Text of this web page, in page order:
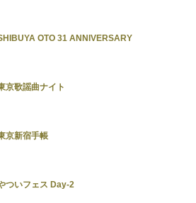
OTO 31 ANNIVERSARY
京歌謡曲ナイト
京新宿手帳
ついフェス Day-2